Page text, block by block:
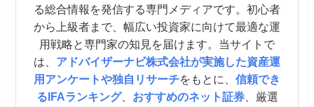
る総合情報を発信する専門メディアです。初心者
から上級者まで、幅広い投資家に向けて最適な運
用戦略と専門家の知見を届けます。当サイトで
は、 アドバイザーナビ株式会社が実施した資産運
用アンケートや独自リサーチをもとに、 信頼でき
るIFAランキング、 おすすめのネット証券、厳選